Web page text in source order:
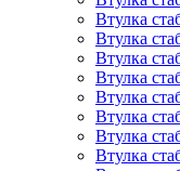
Втулка
Втулка
Втулка
Втулка
Втулка
Втулка
Втулка
Втулка